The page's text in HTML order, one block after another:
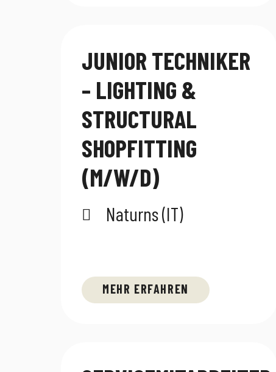
JUNIOR TECHNIKER
– LIGHTING &
STRUCTURAL
SHOPFITTING
(M/W/D)
Naturns (IT)
MEHR ERFAHREN